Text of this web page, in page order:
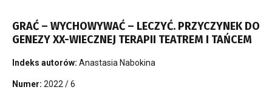
GRAĆ – WYCHOWYWAĆ – LECZYĆ. PRZYCZYNEK DO
GENEZY XX-WIECZNEJ TERAPII TEATREM I TAŃCEM
Indeks autorów: Anastasia Nabokina
Numer: 2022 / 6